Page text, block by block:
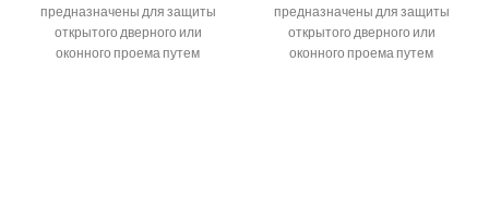
предназначены для защиты
открытого дверного или
оконного проема путем
предназначены для защиты
открытого дверного или
оконного проема путем